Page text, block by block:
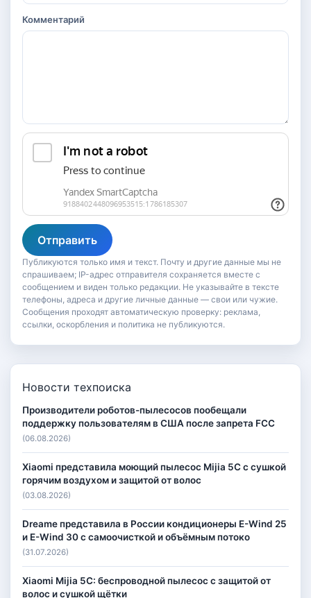
Комментарий
Отправить
Публикуются только имя и текст. Почту и другие данные мы не
спрашиваем; IP-адрес отправителя сохраняется вместе с
сообщением и виден только редакции. Не указывайте в тексте
телефоны, адреса и другие личные данные — свои или чужие.
Сообщения проходят автоматическую проверку: реклама,
ссылки, оскорбления и политика не публикуются.
Новости техпоиска
Производители роботов-пылесосов пообещали
поддержку пользователям в США после запрета FCC
(06.08.2026)
Xiaomi представила моющий пылесос Mijia 5C с сушкой
горячим воздухом и защитой от волос
(03.08.2026)
Dreame представила в России кондиционеры E-Wind 25
и E-Wind 30 с самоочисткой и объёмным потоко
(31.07.2026)
Xiaomi Mijia 5C: беспроводной пылесос с защитой от
волос и сушкой щётки